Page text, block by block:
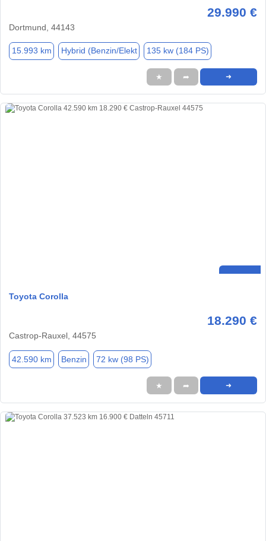
29.990 €
Dortmund, 44143
15.993 km Hybrid (Benzin/Elekt 135 kw (184 PS)
★ ➦ ➜
Toyota Corolla
18.290 €
Castrop-Rauxel, 44575
42.590 km Benzin 72 kw (98 PS)
★ ➦ ➜